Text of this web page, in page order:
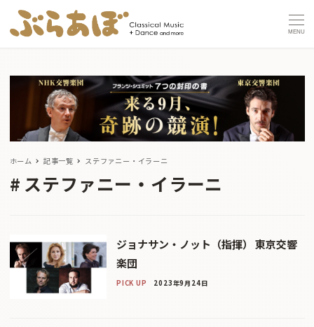
MENU
ホーム 記事一覧 ステファニー・イラーニ
ステファニー・イラーニ
ジョナサン・ノット（指揮） 東京交響
楽団
PICK UP 2023年9月24日